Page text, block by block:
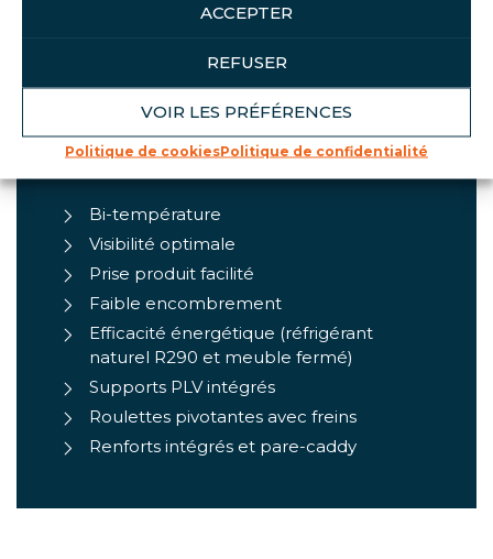
ACCEPTER
REFUSER
VOIR LES PRÉFÉRENCES
Politique de cookiesPolitique de confidentialité
espaces grâce à son faible encombrement !
Tous nos meubles sont en groupe logé.
Bi-température
Visibilité optimale
Prise produit facilité
Faible encombrement
Efficacité énergétique (réfrigérant
naturel R290 et meuble fermé)
Supports PLV intégrés
Roulettes pivotantes avec freins
Renforts intégrés et pare-caddy